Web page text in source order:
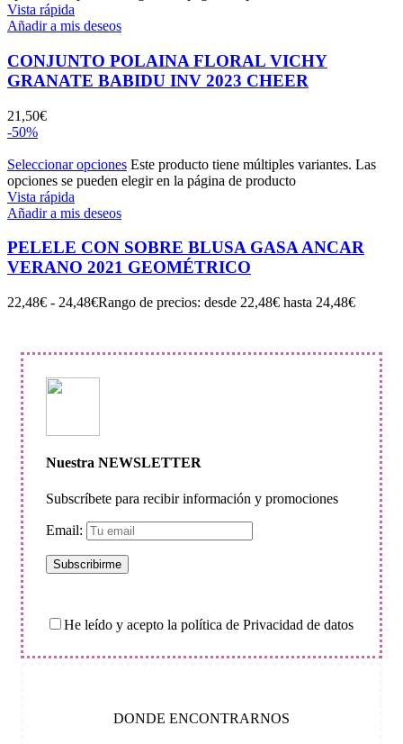
Vista rápida
Añadir a mis deseos
CONJUNTO POLAINA FLORAL VICHY
GRANATE BABIDU INV 2023 CHEER
21,50€
-50%
Seleccionar opciones Este producto tiene múltiples variantes. Las
opciones se pueden elegir en la página de producto
Vista rápida
Añadir a mis deseos
PELELE CON SOBRE BLUSA GASA ANCAR
VERANO 2021 GEOMÉTRICO
22,48€ - 24,48€Rango de precios: desde 22,48€ hasta 24,48€
Nuestra NEWSLETTER
Subscríbete para recibir información y promociones
Email:
He leído y acepto la política de Privacidad de datos
DONDE ENCONTRARNOS